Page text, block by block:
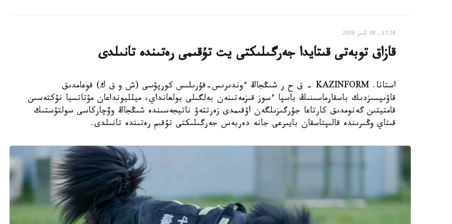
17:24, 08 تامىز 2026
قازاق توبەتى قىتايدا جەرگىلىكتى يت تۇقىمى رەتىندە تانىلدى
استانا. KAZINFORM – ق ح ر شىڭجاڭ ءوندىرىس-قۇرىلىس كورپۋسى (ش و ق ك) قوعامدىق
قاۋىپسىزدىك باسقارماسىنىڭ باسپا ءسوز قىزمەتىنەن بەلگىلى بولعانداي، ميلليونداعان مۋتاتسيا نۇكتەسىن
قامتيتىن گەنومدىق كارتاعا جۇرگىزىلگەن اۋقىمدى زەرتتەۋ ناتيجەسىندە شىڭجاڭ وۆچاركاسى سولتۇستىك
قىتاي وڭىرىندە قالىپتاسقان بايىرعى جانە دەربەس جەرگىلىكتى تۇقىم رەتىندە تانىلدى.